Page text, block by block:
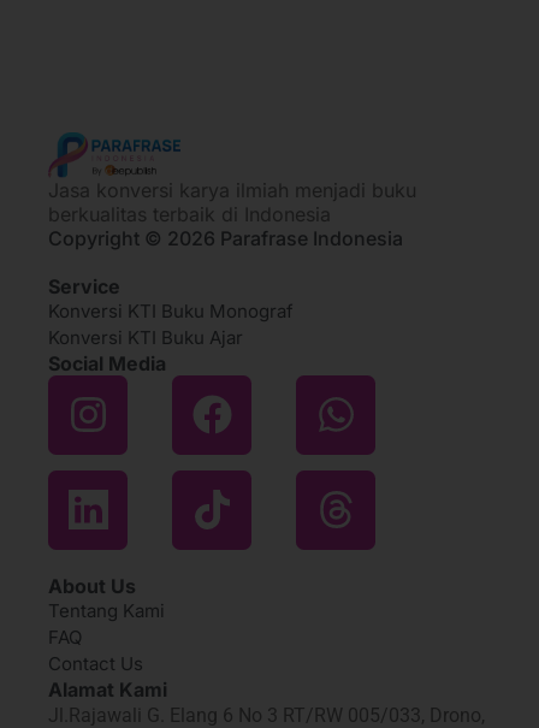
Jasa konversi karya ilmiah menjadi buku
berkualitas terbaik di Indonesia
Copyright © 2026 Parafrase Indonesia
Service
Konversi KTI Buku Monograf
Konversi KTI Buku Ajar
Social Media
About Us
Tentang Kami
FAQ
Contact Us
Alamat Kami
Jl.Rajawali G. Elang 6 No 3 RT/RW 005/033, Drono,